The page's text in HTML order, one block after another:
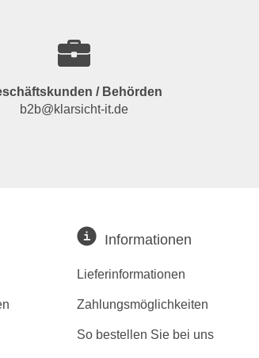
/ Behörden
b2b@klarsicht-it.de
Informationen
Lieferinformationen
Zahlungsmöglichkeiten
So bestellen Sie bei uns